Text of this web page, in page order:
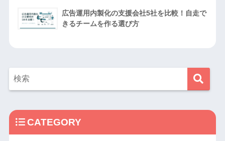
広告運用内製化の支援会社5社を比較！自走で
きるチームを作る選び方
CATEGORY